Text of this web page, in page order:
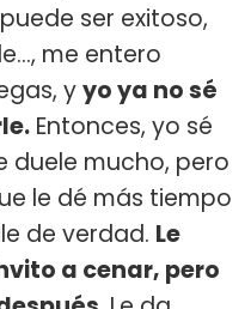
puede ser exitoso,
me entero
yyo ya no sé
Entonces, yo sé
duele mucho, pero
le dé más tiempo
de verdad. Le
a cenar, pero